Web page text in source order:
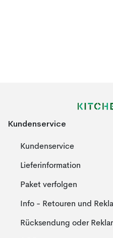
Kundenservice
Kundenservice
Lieferinformation
Paket verfolgen
Info - Retouren und
Rücksendung oder